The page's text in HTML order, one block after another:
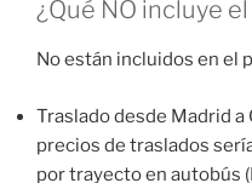
¿Qué NO incluye
No están incluidos en el
Traslado desde Madrid
precios de traslados
por trayecto en autobús